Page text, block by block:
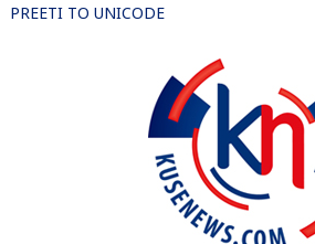
PREETI TO UNICODE